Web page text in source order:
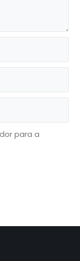
para a